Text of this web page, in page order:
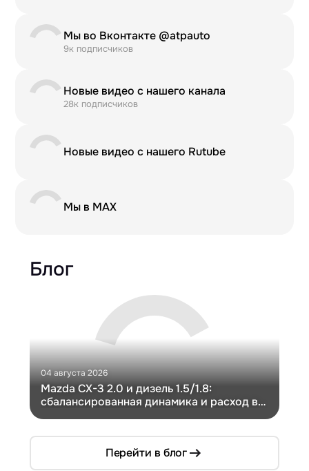
Мы во Вконтакте @atpauto
9к подписчиков
Новые видео с нашего канала
28к подписчиков
Новые видео с нашего Rutube
Мы в MAX
Блог
04 августа 2026
Mazda CX-3 2.0 и дизель 1.5/1.8:
сбалансированная динамика и расход в
Перейти в блог